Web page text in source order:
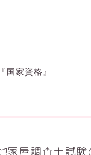
国家資格』
家屋調査士試